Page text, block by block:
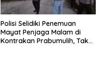
Polisi Selidiki Penemuan
Mayat Penjaga Malam di
Kontrakan Prabumulih, Tak